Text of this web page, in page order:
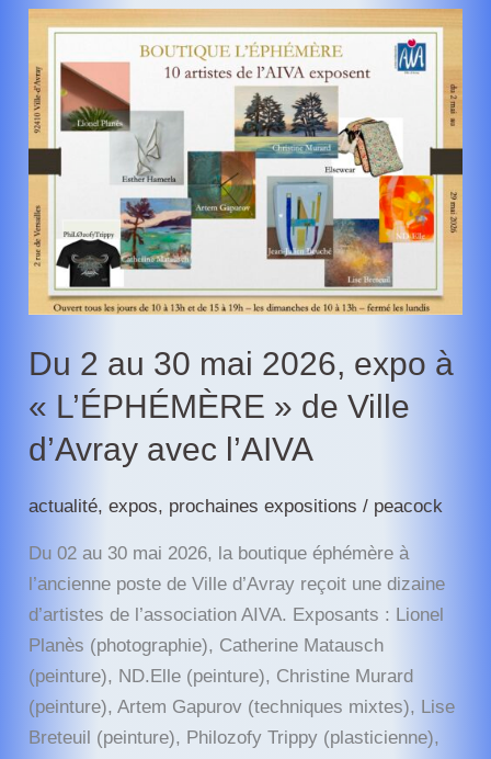
la
de
la
création
métiers
d’arts
Château
de
Saint-
Jean-
de-
Du 2 au 30 mai 2026, expo à
« L’ÉPHÉMÈRE » de Ville
d’Avray avec l’AIVA
actualité,expos, prochaines expositions / peacock
Du 02 au 30 mai 2026, la boutique éphémère à
l’ancienne poste de Ville d’Avray reçoit une dizaine
d’artistes de l’association AIVA. Exposants : Lionel
Planès (photographie), Catherine Matausch
(peinture), ND.Elle (peinture), Christine Murard
(peinture), Artem Gapurov (techniques mixtes), Lise
Breteuil (peinture), Philozofy Trippy (plasticienne),